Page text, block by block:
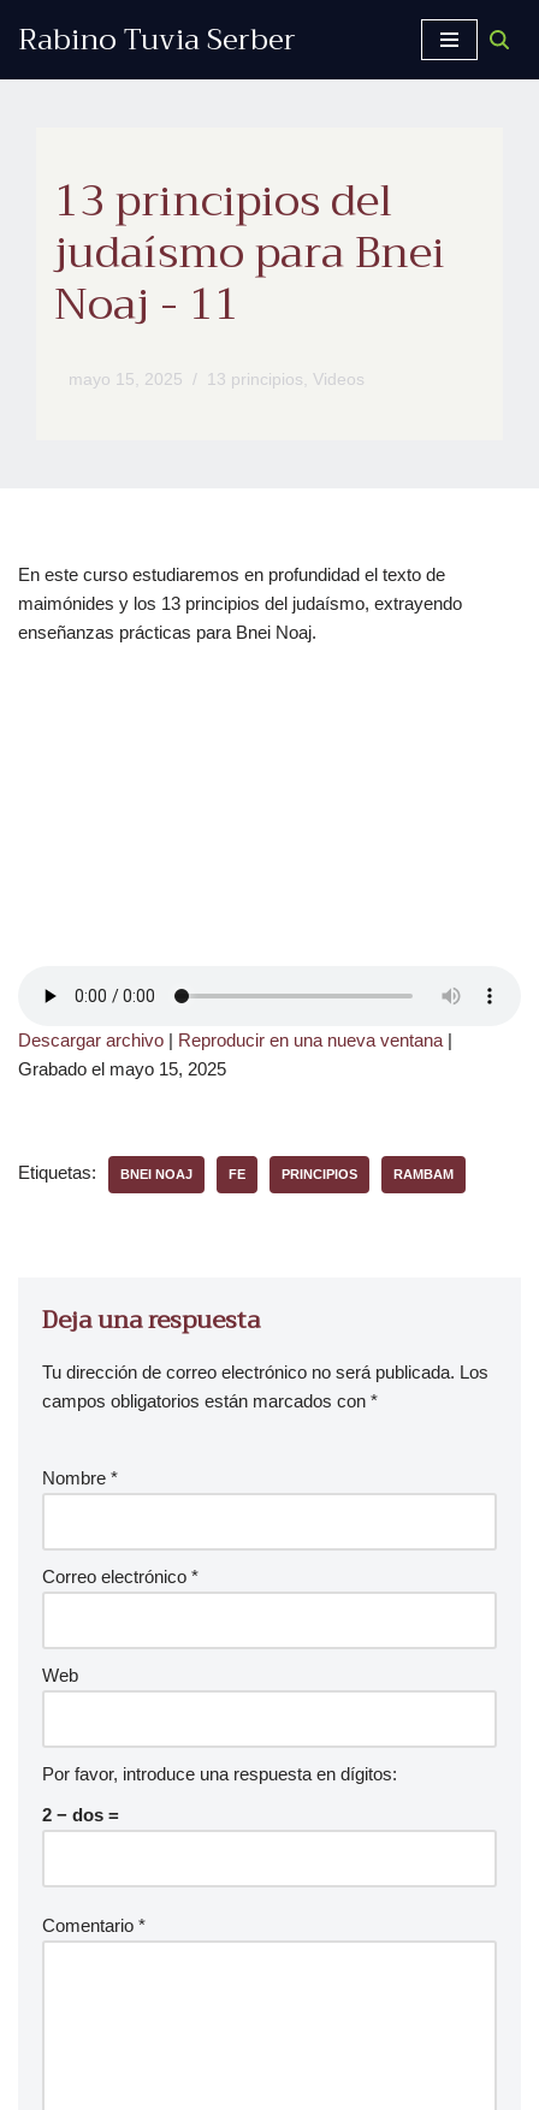
Rabino Tuvia Serber
13 principios del
judaísmo para Bnei
Noaj - 11
mayo 15, 2025 13 principios, Videos
En este curso estudiaremos en profundidad el texto de
maimónides y los 13 principios del judaísmo, extrayendo
enseñanzas prácticas para Bnei Noaj.
Descargar archivo | Reproducir en una nueva ventana |
Grabado el mayo 15, 2025
Etiquetas: BNEI NOAJ FE PRINCIPIOS RAMBAM
Deja una respuesta
Tu dirección de correo electrónico no será publicada. Los
campos obligatorios están marcados con *
Nombre *
Correo electrónico *
Web
Por favor, introduce una respuesta en dígitos:
2 − dos =
Comentario *